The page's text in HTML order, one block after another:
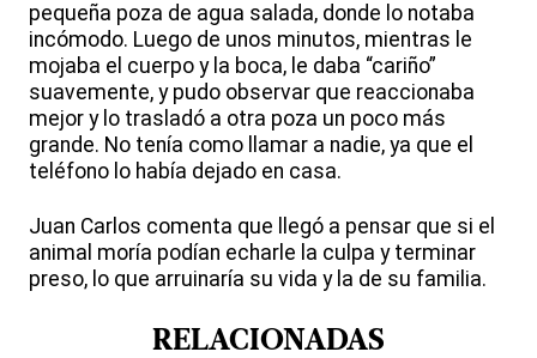
pequeña poza de agua salada, donde lo notaba
incómodo. Luego de unos minutos, mientras le
mojaba el cuerpo y la boca, le daba “cariño”
suavemente, y pudo observar que reaccionaba
mejor y lo trasladó a otra poza un poco más
grande. No tenía como llamar a nadie, ya que el
teléfono lo había dejado en casa.
Juan Carlos comenta que llegó a pensar que si el
animal moría podían echarle la culpa y terminar
preso, lo que arruinaría su vida y la de su familia.
RELACIONADAS